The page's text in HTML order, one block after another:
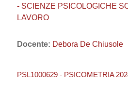
- SCIENZE PSICOLOGICHE
LAVORO
Docente: Debora De Chiusole
PSL1000629 - PSICOMETRIA